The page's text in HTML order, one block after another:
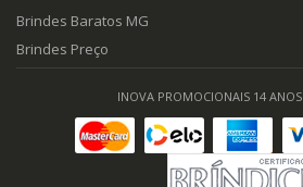
Brindes Baratos MG
Brindes Preço
INOVA PROMOCIONAIS 14 ANOS